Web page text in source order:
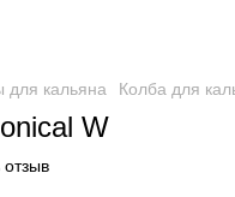
для кальяна Колба для
W
отзыв